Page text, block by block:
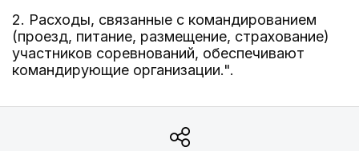
2. Расходы, связанные с командированием
(проезд, питание, размещение, страхование)
участников соревнований, обеспечивают
командирующие организации.".